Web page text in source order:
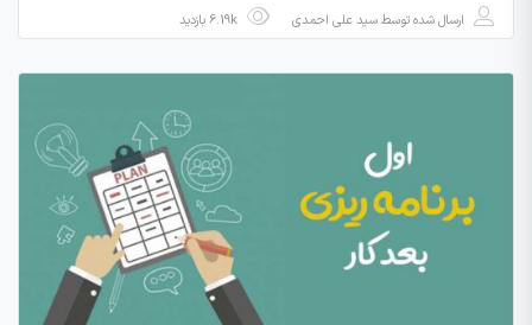
ارسال شده توسطسید علی احمدی